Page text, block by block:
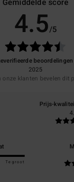
Gemiddelde score
4.5/5
beoordelingen
2025
onze klanten bevelen dit
Prijs-
Te groot